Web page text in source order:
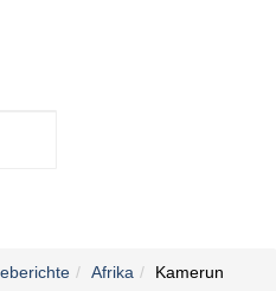
Afrika Kamerun